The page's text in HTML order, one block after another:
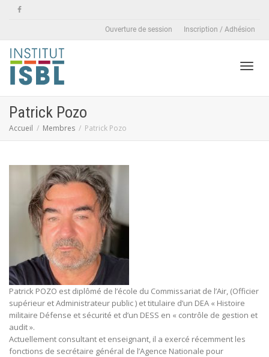
Ouverture de session Inscription / Adhésion
Patrick Pozo
Accueil Membres Patrick Pozo
Patrick POZO est diplômé de l’école du Commissariat de l’Air, (Officier
supérieur et Administrateur public ) et titulaire d’un DEA « Histoire
militaire Défense et sécurité et d’un DESS en « contrôle de gestion et
audit ».
Actuellement consultant et enseignant, il a exercé récemment les
fonctions de secrétaire général de l’Agence Nationale pour